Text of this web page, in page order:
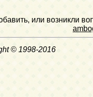
или возникли
© 1998-2016